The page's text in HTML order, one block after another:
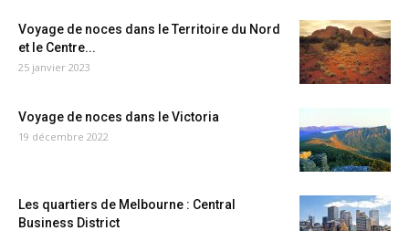
Voyage de noces dans le Territoire du Nord
et le Centre...
25 janvier 2023
Voyage de noces dans le Victoria
19 décembre 2022
Les quartiers de Melbourne : Central
Business District